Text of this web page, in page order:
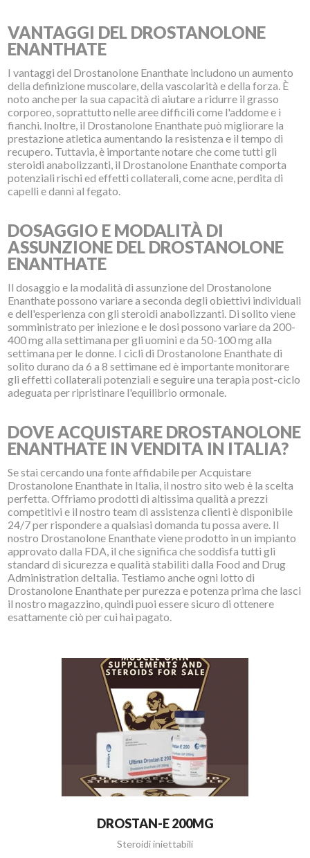
VANTAGGI DEL DROSTANOLONE
ENANTHATE
I vantaggi del Drostanolone Enanthate includono un aumento
della definizione muscolare, della vascolarità e della forza. È
noto anche per la sua capacità di aiutare a ridurre il grasso
corporeo, soprattutto nelle aree difficili come l'addome e i
fianchi. Inoltre, il Drostanolone Enanthate può migliorare la
prestazione atletica aumentando la resistenza e il tempo di
recupero. Tuttavia, è importante notare che come tutti gli
steroidi anabolizzanti, il Drostanolone Enanthate comporta
potenziali rischi ed effetti collaterali, come acne, perdita di
capelli e danni al fegato.
DOSAGGIO E MODALITÀ DI
ASSUNZIONE DEL DROSTANOLONE
ENANTHATE
Il dosaggio e la modalità di assunzione del Drostanolone
Enanthate possono variare a seconda degli obiettivi individuali
e dell'esperienza con gli steroidi anabolizzanti. Di solito viene
somministrato per iniezione e le dosi possono variare da 200-
400 mg alla settimana per gli uomini e da 50-100 mg alla
settimana per le donne. I cicli di Drostanolone Enanthate di
solito durano da 6 a 8 settimane ed è importante monitorare
gli effetti collaterali potenziali e seguire una terapia post-ciclo
adeguata per ripristinare l'equilibrio ormonale.
DOVE ACQUISTARE DROSTANOLONE
ENANTHATE IN VENDITA IN ITALIA?
Se stai cercando una fonte affidabile per Acquistare
Drostanolone Enanthate in Italia, il nostro sito web è la scelta
perfetta. Offriamo prodotti di altissima qualità a prezzi
competitivi e il nostro team di assistenza clienti è disponibile
24/7 per rispondere a qualsiasi domanda tu possa avere. Il
nostro Drostanolone Enanthate viene prodotto in un impianto
approvato dalla FDA, il che significa che soddisfa tutti gli
standard di sicurezza e qualità stabiliti dalla Food and Drug
Administration deItalia. Testiamo anche ogni lotto di
Drostanolone Enanthate per purezza e potenza prima che lasci
il nostro magazzino, quindi puoi essere sicuro di ottenere
esattamente ciò per cui hai pagato.
DROSTAN-E 200MG
Steroidi iniettabili